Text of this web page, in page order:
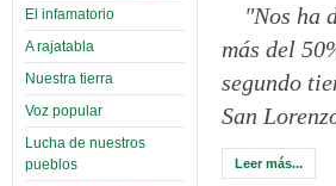
El infamatorio
A rajatabla
Nuestra tierra
Voz popular
Lucha de nuestros
pueblos
"Nos ha
más del
segundo
San
Leer más...